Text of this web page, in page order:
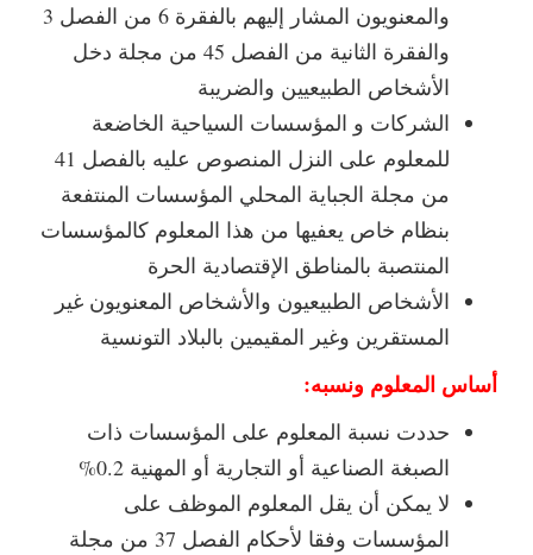
والمعنويون المشار إليهم بالفقرة 6 من الفصل 3
والفقرة الثانية من الفصل 45 من مجلة دخل
الأشخاص الطبيعيين والضريبة
الشركات و المؤسسات السياحية الخاضعة
للمعلوم على النزل المنصوص عليه بالفصل 41
من مجلة الجباية المحلي المؤسسات المنتفعة
بنظام خاص يعفيها من هذا المعلوم كالمؤسسات
المنتصبة بالمناطق الإقتصادية الحرة
الأشخاص الطبيعيون والأشخاص المعنويون غير
المستقرين وغير المقيمين بالبلاد التونسية
أساس المعلوم ونسبه:
حددت نسبة المعلوم على المؤسسات ذات
الصبغة الصناعية أو التجارية أو المهنية 0.2%
لا يمكن أن يقل المعلوم الموظف على
المؤسسات وفقا لأحكام الفصل 37 من مجلة